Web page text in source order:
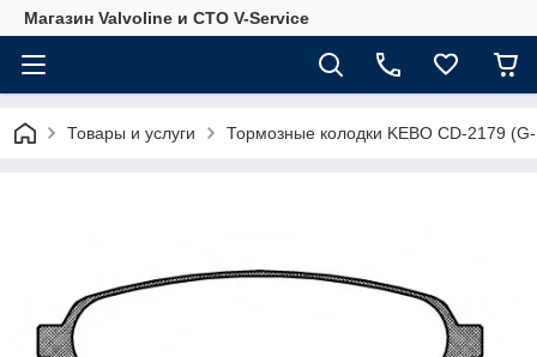
Магазин Valvoline и СТО V-Service
Товары и услуги Тормозные колодки KEBO CD-2179